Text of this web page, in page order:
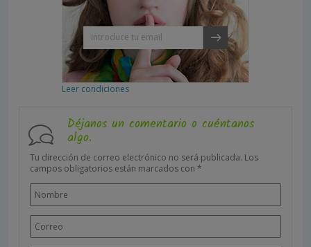
Leer condiciones
Déjanos un comentario o cuéntanos
algo.
Tu dirección de correo electrónico no será publicada. Los
campos obligatorios están marcados con *